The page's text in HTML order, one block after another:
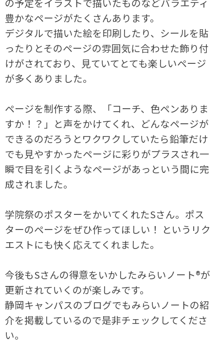
豊かなページがたくさんあります。
デジタルで描いた絵を印刷したり、シールを貼
ったりとそのページの雰囲気に合わせた飾り付
けがされており、見ていてとても楽しいページ
が多くありました。
ページを制作する際、「コーチ、色ペンありま
すか！？」と声をかけてくれ、どんなページが
できるのだろうとワクワクしていたら鉛筆だけ
でも見やすかったページに彩りがプラスされ一
瞬で目を引くようなページがあっという間に完
成されました。
学院祭のポスターをかいてくれたSさん。ポス
ターのページをぜひ作ってほしい！ というリク
エストにも快く応えてくれました。
今後もSさんの得意をいかしたみらいノート®が
更新されていくのが楽しみです。
静岡キャンパスのブログでもみらいノートの紹
介を掲載しているので是非チェックしてくださ
い。